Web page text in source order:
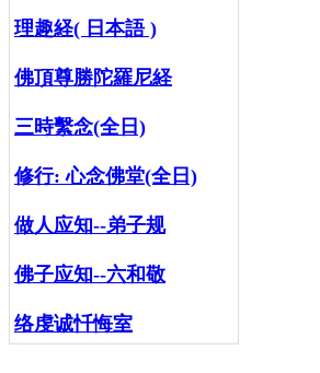
理趣経( 日本語 )
佛頂尊勝陀羅尼経
三時繫念(全日)
修行:心念佛堂(全日)
做人应知--弟子规
佛子应知--六和敬
络虔诚忏悔室